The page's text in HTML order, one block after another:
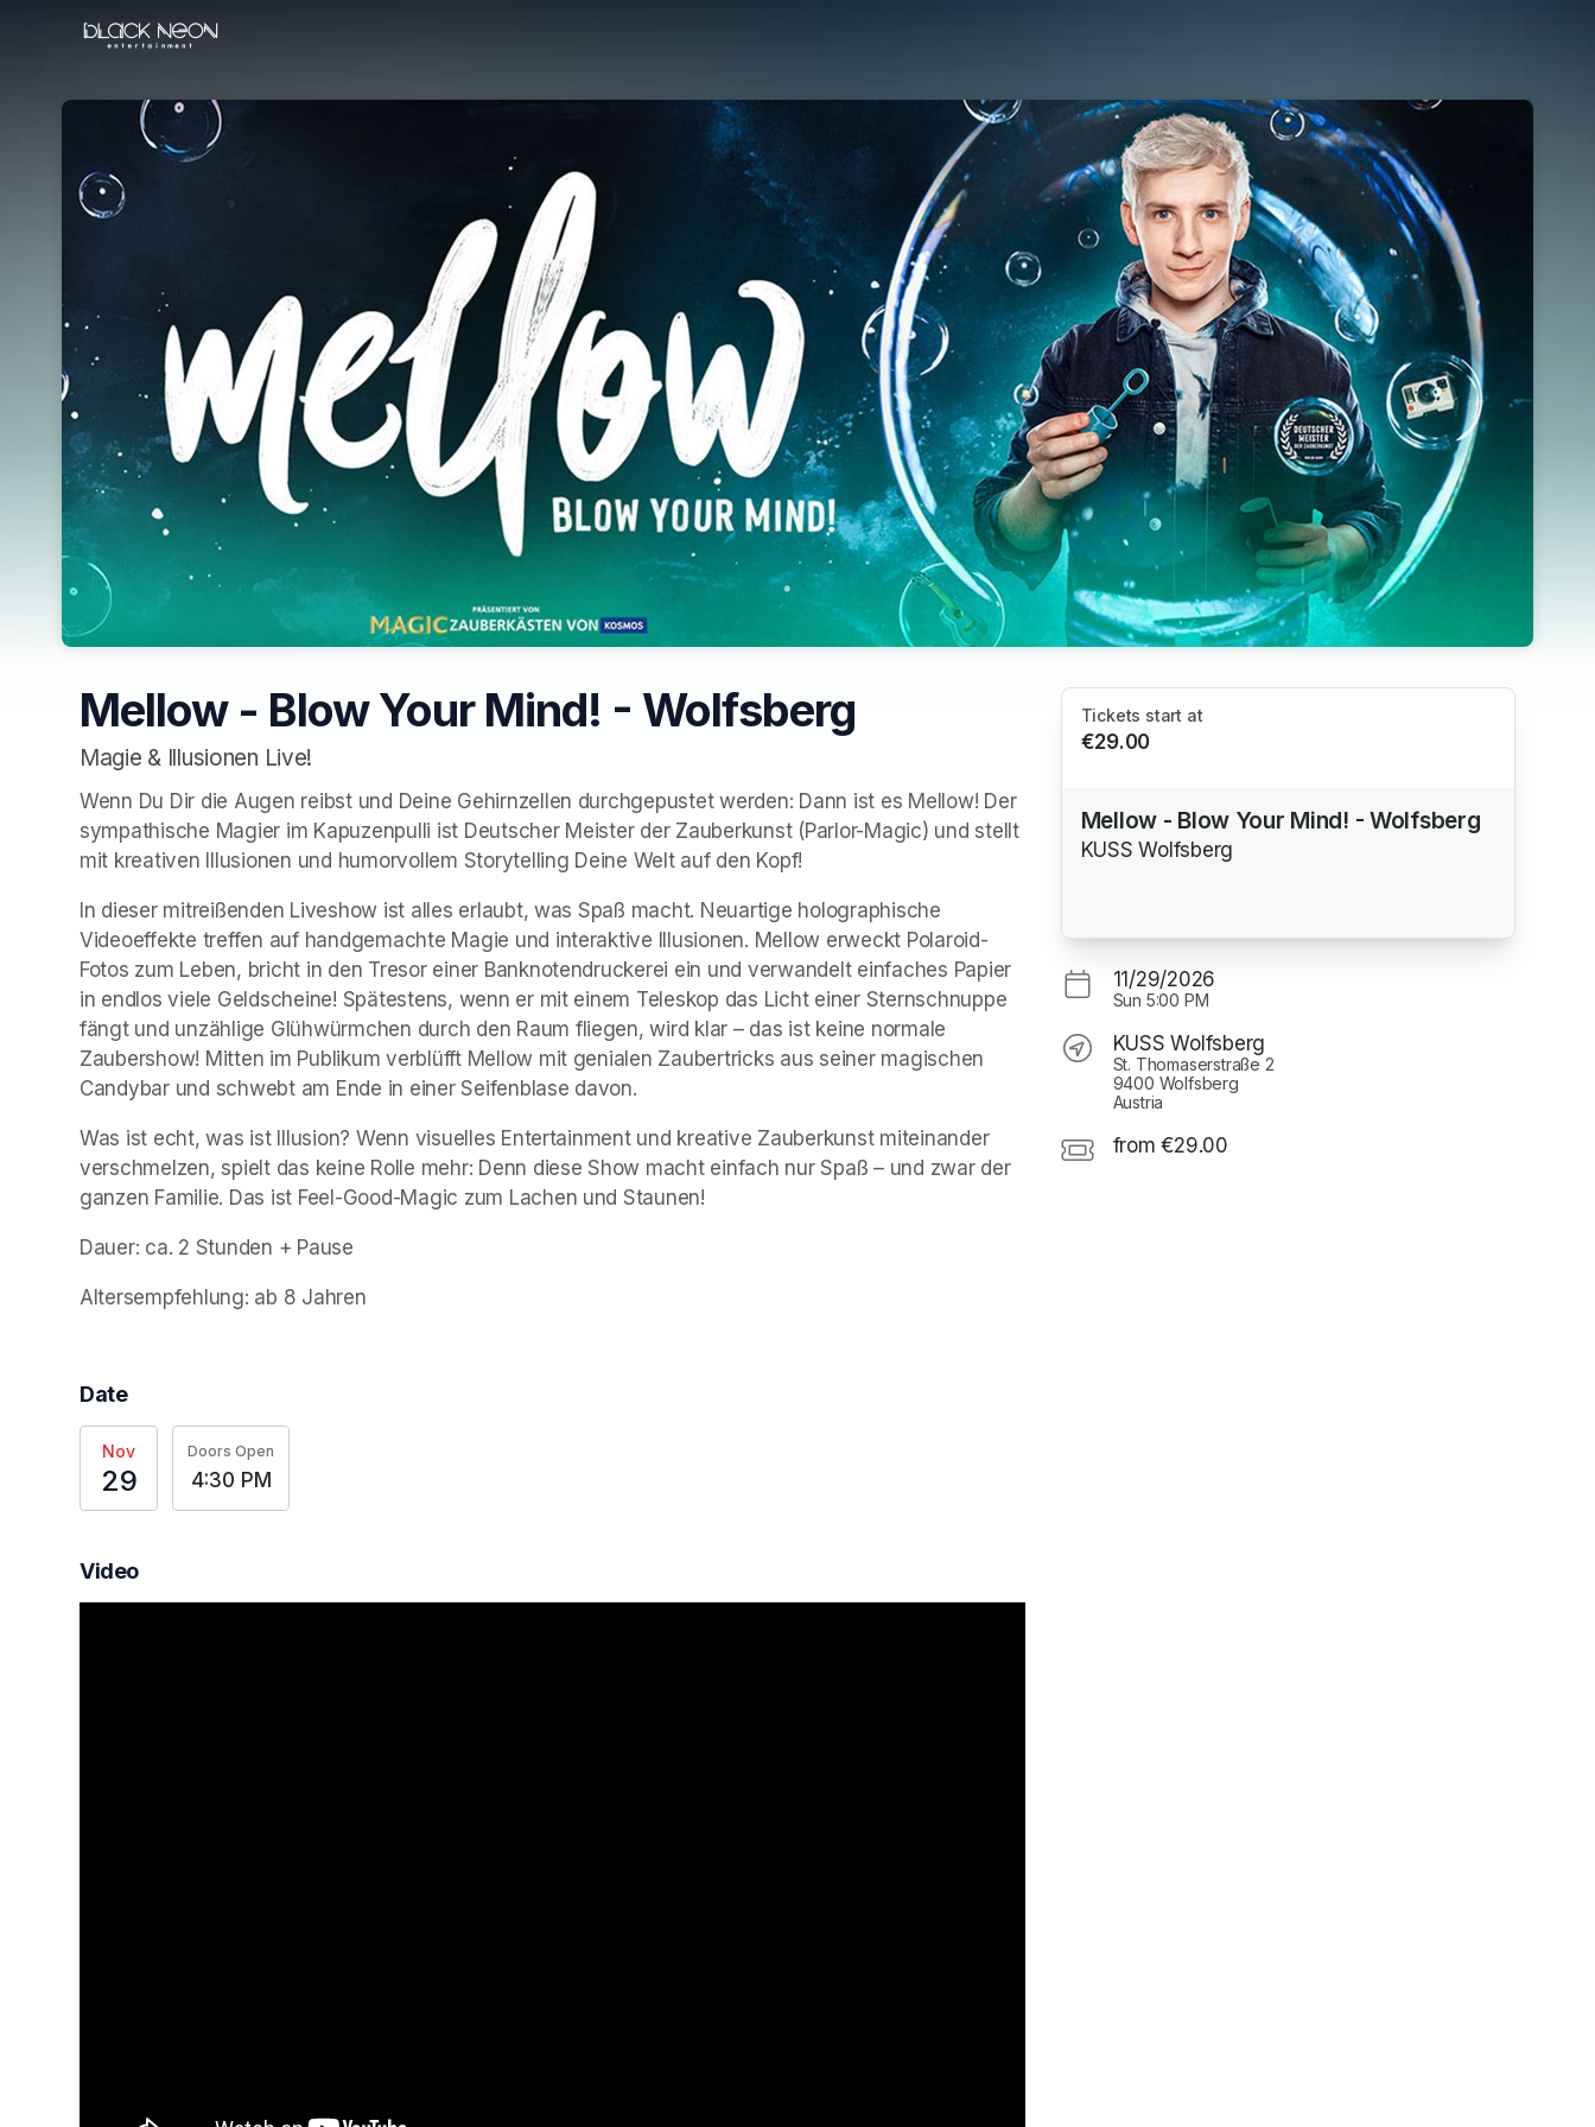
Mellow - Blow Your Mind! - Wolfsberg
Magie & Illusionen Live!
Wenn Du Dir die Augen reibst und Deine Gehirnzellen durchgepustet werden: Dann ist es Mellow! Der
sympathische Magier im Kapuzenpulli ist Deutscher Meister der Zauberkunst (Parlor-Magic) und stellt
mit kreativen Illusionen und humorvollem Storytelling Deine Welt auf den Kopf!
In dieser mitreißenden Liveshow ist alles erlaubt, was Spaß macht. Neuartige holographische
Videoeffekte treffen auf handgemachte Magie und interaktive Illusionen. Mellow erweckt Polaroid-
Fotos zum Leben, bricht in den Tresor einer Banknotendruckerei ein und verwandelt einfaches Papier
in endlos viele Geldscheine! Spätestens, wenn er mit einem Teleskop das Licht einer Sternschnuppe
fängt und unzählige Glühwürmchen durch den Raum fliegen, wird klar – das ist keine normale
Zaubershow! Mitten im Publikum verblüfft Mellow mit genialen Zaubertricks aus seiner magischen
Candybar und schwebt am Ende in einer Seifenblase davon.
Was ist echt, was ist Illusion? Wenn visuelles Entertainment und kreative Zauberkunst miteinander
verschmelzen, spielt das keine Rolle mehr: Denn diese Show macht einfach nur Spaß – und zwar der
ganzen Familie. Das ist Feel-Good-Magic zum Lachen und Staunen!
Dauer: ca. 2 Stunden + Pause
Altersempfehlung: ab 8 Jahren
Date
Nov
29
Doors Open
4:30 PM
Video
Tickets start at
€29.00
Mellow - Blow Your Mind! - Wolfsberg
KUSS Wolfsberg
11/29/2026
Sun 5:00 PM
KUSS Wolfsberg
St. Thomaserstraße 2
9400 Wolfsberg
Austria
from €29.00